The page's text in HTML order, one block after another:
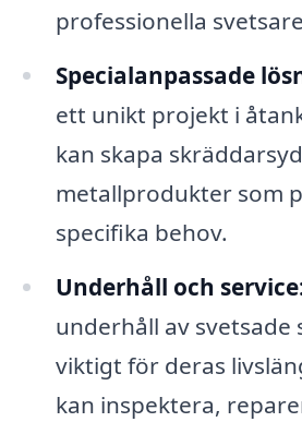
professionella
Specialanpassade
ett unikt projekt i
kan skapa
metallprodukter som
specifika behov.
Underhåll och
underhåll av
viktigt för deras
kan inspektera,